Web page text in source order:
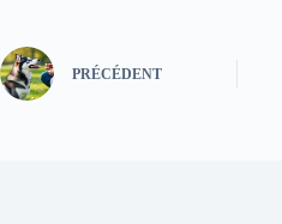
PRÉCÉDENT